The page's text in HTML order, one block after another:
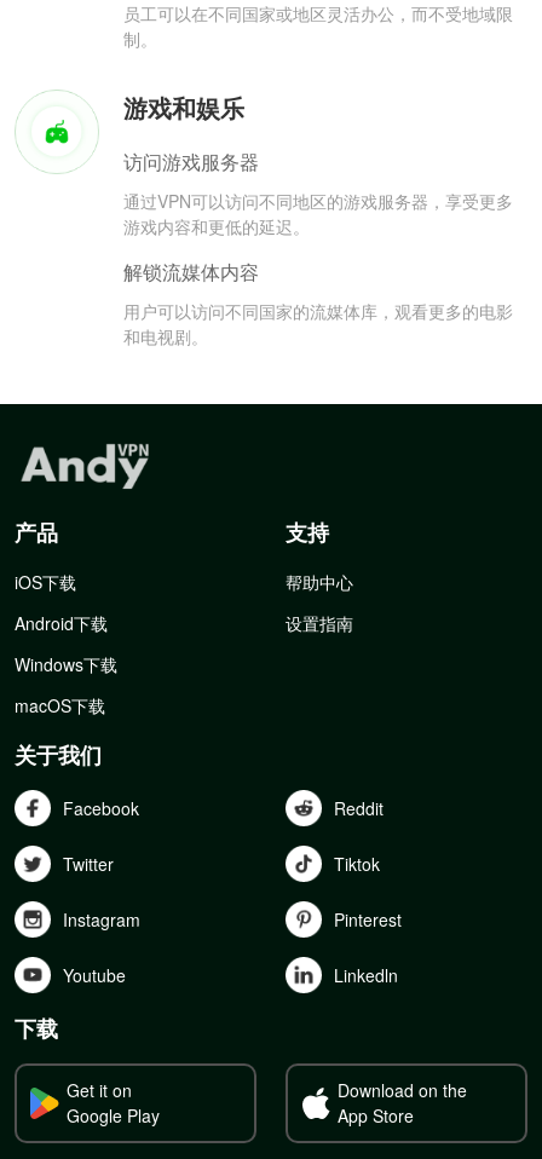
员工可以在不同国家或地区灵活办公，而不受地域限
制。
游戏和娱乐
访问游戏服务器
通过VPN可以访问不同地区的游戏服务器，享受更多
游戏内容和更低的延迟。
解锁流媒体内容
用户可以访问不同国家的流媒体库，观看更多的电影
和电视剧。
产品
iOS下载
Android下载
Windows下载
macOS下载
支持
帮助中心
设置指南
关于我们
Facebook Reddit
Twitter Tiktok
Instagram Pinterest
Youtube Linkedln
下载
Get it on
Google Play
Download on the
App Store